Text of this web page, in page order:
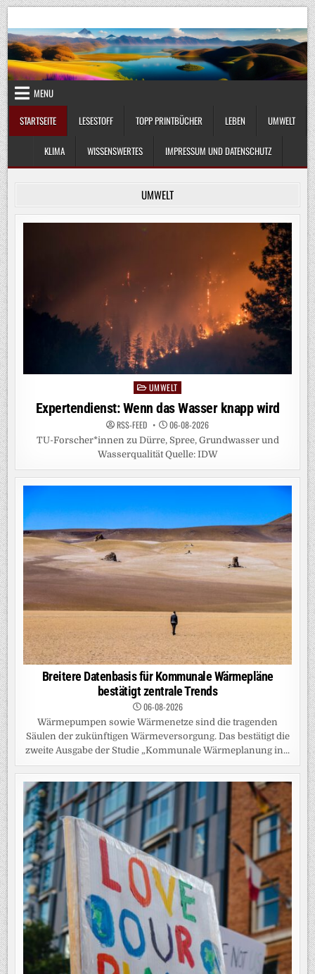
Skip
to
content
UmweltKlima.com
MENU
STARTSEITE
LESESTOFF TOPP PRINTBÜCHER LEBEN UMWELT
KLIMA WISSENSWERTES IMPRESSUM UND DATENSCHUTZ
UMWELT
Posted
in
UMWELT
Expertendienst: Wenn das Wasser knapp wird
RSS-FEED 06-08-2026
TU-Forscher*innen zu Dürre, Spree, Grundwasser und
Wasserqualität Quelle: IDW
Breitere Datenbasis für Kommunale Wärmepläne
bestätigt zentrale Trends
06-08-2026
Wärmepumpen sowie Wärmenetze sind die tragenden
Säulen der zukünftigen Wärmeversorgung. Das bestätigt die
zweite Ausgabe der Studie „Kommunale Wärmeplanung in...